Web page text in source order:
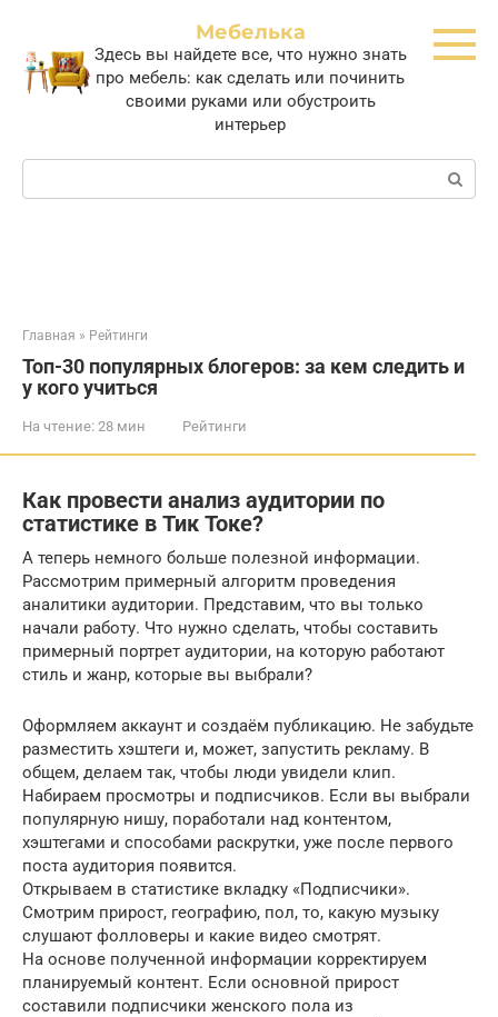
контенту
Мебелька
Здесь вы найдете все, что нужно знать
про мебель: как сделать или починить
своими руками или обустроить
интерьер
Поиск:
Главная » Рейтинги
Топ-30 популярных блогеров: за кем следить и
у кого учиться
На чтение: 28 мин Рейтинги
Как провести анализ аудитории по
статистике в Тик Токе?
А теперь немного больше полезной информации.
Рассмотрим примерный алгоритм проведения
аналитики аудитории. Представим, что вы только
начали работу. Что нужно сделать, чтобы составить
примерный портрет аудитории, на которую работают
стиль и жанр, которые вы выбрали?
Оформляем аккаунт и создаём публикацию. Не забудьте
разместить хэштеги и, может, запустить рекламу. В
общем, делаем так, чтобы люди увидели клип.
Набираем просмотры и подписчиков. Если вы выбрали
популярную нишу, поработали над контентом,
хэштегами и способами раскрутки, уже после первого
поста аудитория появится.
Открываем в статистике вкладку «Подписчики».
Смотрим прирост, географию, пол, то, какую музыку
слушают фолловеры и какие видео смотрят.
На основе полученной информации корректируем
планируемый контент. Если основной прирост
составили подписчики женского пола из